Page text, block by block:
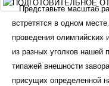
Представьте масштаб
встретятся в одном
проведения
из разных уголков нашей
типажей внешности
присущих определенной